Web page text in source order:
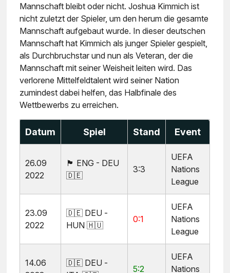
Mannschaft bleibt oder nicht. Joshua Kimmich ist
nicht zuletzt der Spieler, um den herum die gesamte
Mannschaft aufgebaut wurde. In dieser deutschen
Mannschaft hat Kimmich als junger Spieler gespielt,
als Durchbruchstar und nun als Veteran, der die
Mannschaft mit seiner Weisheit leiten wird. Das
verlorene Mittelfeldtalent wird seiner Nation
zumindest dabei helfen, das Halbfinale des
Wettbewerbs zu erreichen.
Datum Spiel Stand Event
26.09
2022
🏴󠁧󠁢󠁥󠁮󠁧󠁿 ENG - DEU
🇩🇪
3:3
UEFA
Nations
League
23.09
2022
🇩🇪 DEU -
HUN 🇭🇺
0:1
UEFA
Nations
League
14.06
🇩🇪 DEU -
5:2
UEFA
Nations